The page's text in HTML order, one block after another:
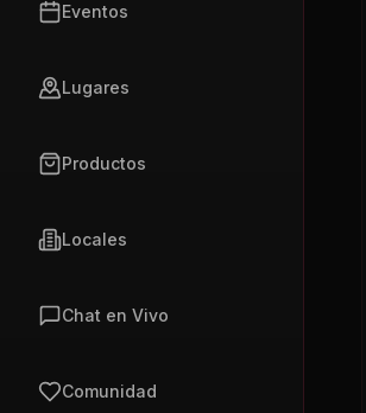
Eventos
Lugares
Productos
Locales
Chat en Vivo
Comunidad